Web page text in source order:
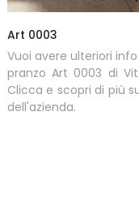
Art 0003
Vuoi avere ulteriori
pranzo Art 0003 di
Clicca e scopri di più
dell'azienda.